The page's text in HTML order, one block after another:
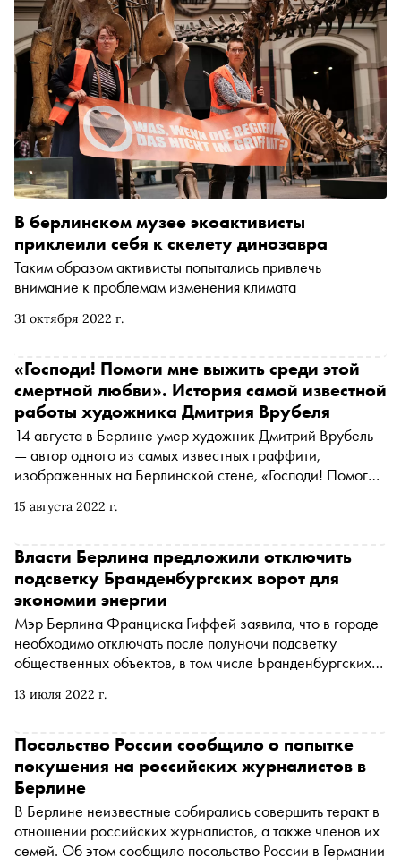
31 октября 2022 г.
В берлинском музее экоактивисты
приклеили себя к скелету динозавра
Таким образом активисты попытались привлечь
внимание к проблемам изменения климата
15 августа 2022 г.
«Господи! Помоги мне выжить среди этой
смертной любви». История самой известной
работы художника Дмитрия Врубеля
14 августа в Берлине умер художник Дмитрий Врубель
— автор одного из самых известных граффити,
изображенных на Берлинской стене, «Господи! Помоги
поцелуй»). «Сноб» вспоминает историю работы, ставшей
13 июля 2022 г.
Власти Берлина предложили отключить
подсветку Бранденбургских ворот для
экономии энергии
Мэр Берлина Франциска Гиффей заявила, что в городе
необходимо отключать после полуночи подсветку
общественных объектов, в том числе Бранденбургских
Zeit
Посольство России сообщило о попытке
покушения на российских журналистов в
Берлине
В Берлине неизвестные собирались совершить теракт в
отношении российских журналистов, а также членов их
семей. Об этом сообщило посольство России в Германии